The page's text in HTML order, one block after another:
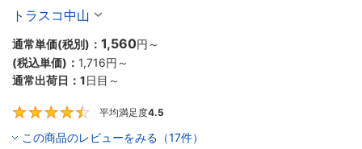
トラスコ中山
通常単価(税別)： 1,560円 ～
(税込単価)： 1,716円 ～
通常出荷日： 1日目～
平均満足度4.5
この商品のレビューをみる（17件）